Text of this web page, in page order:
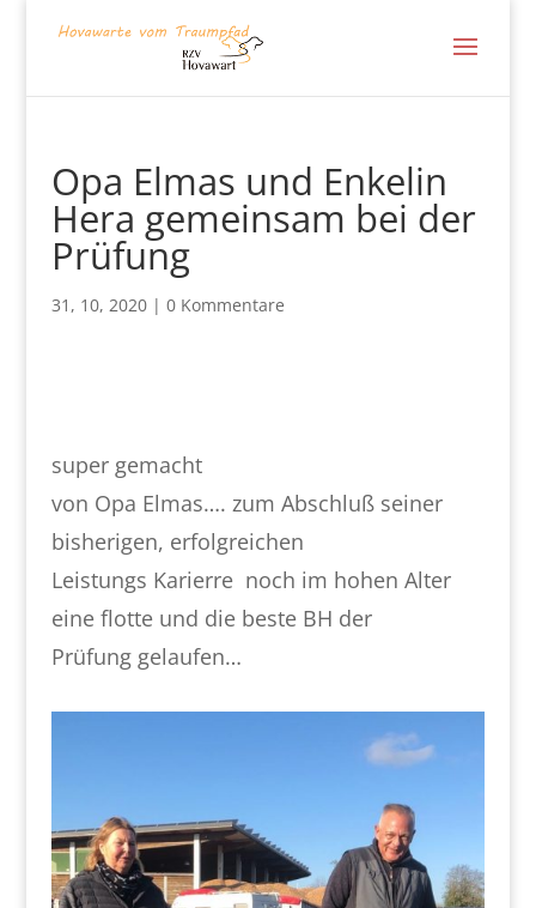
Opa Elmas und Enkelin
Hera gemeinsam bei der
Prüfung
31, 10, 2020| 0 Kommentare
super gemacht
von Opa Elmas…. zum Abschluß seiner
bisherigen, erfolgreichen
Leistungs Karierre noch im hohen Alter
eine flotte und die beste BH der
Prüfung gelaufen…